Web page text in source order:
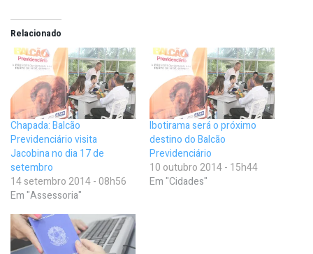
Relacionado
Chapada: Balcão
Previdenciário visita
Jacobina no dia 17 de
setembro
14 setembro 2014 - 08h56
Em "Assessoria"
Ibotirama será o próximo
destino do Balcão
Previdenciário
10 outubro 2014 - 15h44
Em "Cidades"